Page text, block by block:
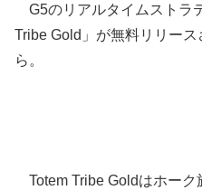
G5のリアルタイムストラ
Tribe Gold」が無料リリー
ら。
Totem Tribe Goldはホーク